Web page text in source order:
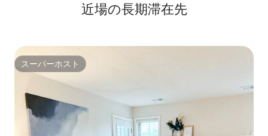
近場の長期滞在先
スーパーホスト
スーパーホスト